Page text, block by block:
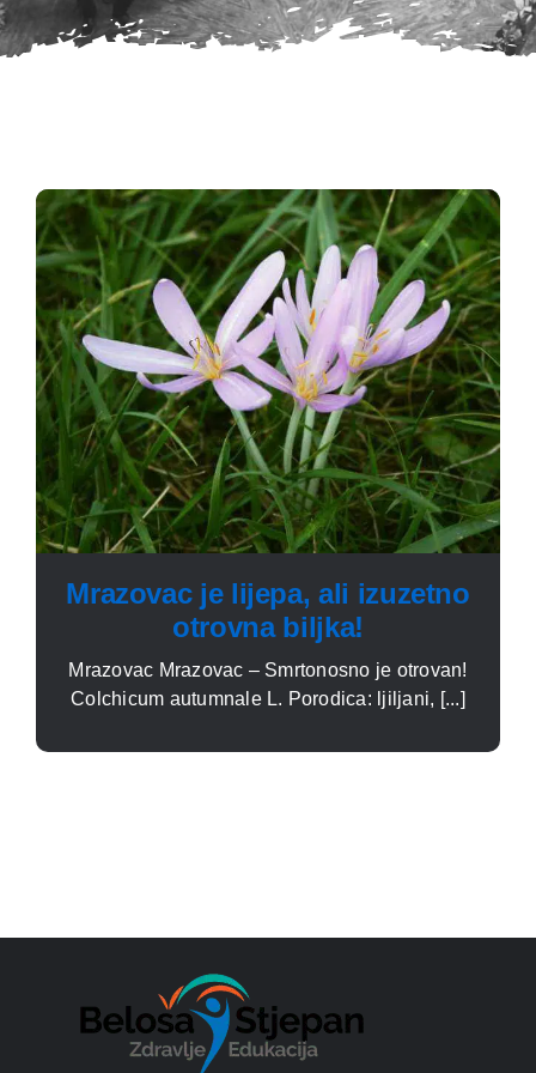
Mrazovac je lijepa, ali izuzetno
otrovna biljka!
Mrazovac Mrazovac – Smrtonosno je otrovan!
Colchicum autumnale L. Porodica: ljiljani, [...]